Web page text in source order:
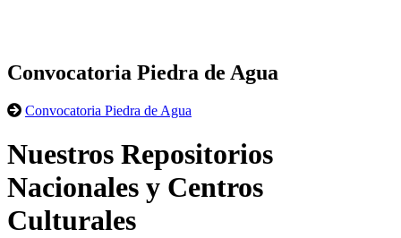
Convocatoria Piedra de Agua
Convocatoria Piedra de Agua
Nuestros Repositorios
Nacionales y Centros
Culturales